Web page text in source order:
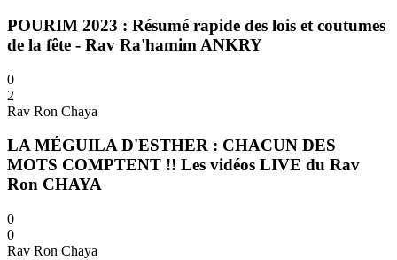
POURIM 2023 : Résumé rapide des lois et coutumes
de la fête - Rav Ra'hamim ANKRY
0
2
Rav Ron Chaya
LA MÉGUILA D'ESTHER : CHACUN DES
MOTS COMPTENT !! Les vidéos LIVE du Rav
Ron CHAYA
0
0
Rav Ron Chaya